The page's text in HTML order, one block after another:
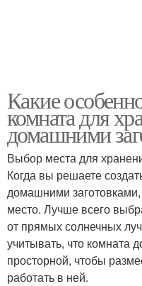
Какие
комната для
домашними
Выбор места для
Когда вы решаете
домашними
место. Лучше всего
от прямых солнечных
учитывать, что комната
просторной, чтобы
работать в ней.